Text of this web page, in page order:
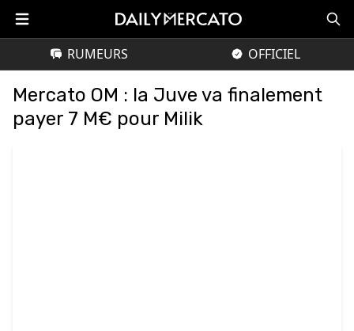
RUMEURS OFFICIEL
Mercato OM : la Juve va finalement
payer 7 M€ pour Milik